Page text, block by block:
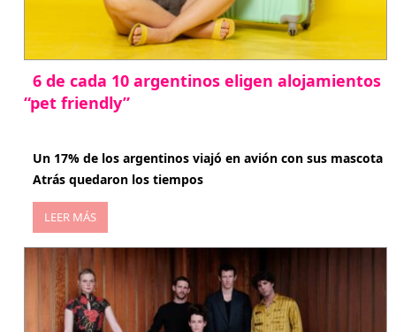
6 de cada 10 argentinos eligen alojamientos
“pet friendly”
Un 17% de los argentinos viajó en avión con sus mascota
Atrás quedaron los tiempos
LEER MÁS